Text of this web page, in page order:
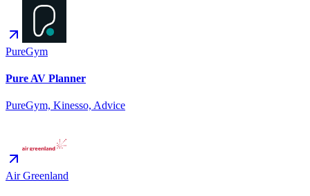
PureGym
Pure AV Planner
PureGym, Kinesso, Advice
Air Greenland